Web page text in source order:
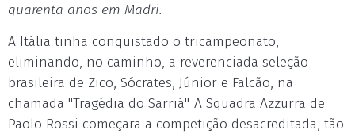
quarenta anos em Madri.
A Itália tinha conquistado o tricampeonato,
eliminando, no caminho, a reverenciada seleção
brasileira de Zico, Sócrates, Júnior e Falcão, na
chamada "Tragédia do Sarriá". A Squadra Azzurra de
Paolo Rossi começara a competição desacreditada, tão